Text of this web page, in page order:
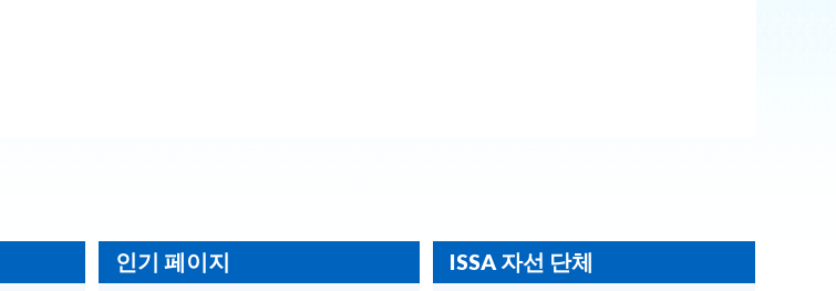
인기 페이지 ISSA 자선 단체